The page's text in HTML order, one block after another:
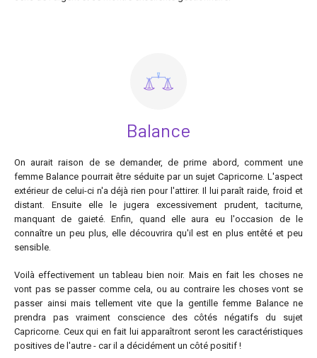
Balance
On aurait raison de se demander, de prime abord, comment une
femme Balance pourrait être séduite par un sujet Capricorne. L'aspect
extérieur de celui-ci n'a déjà rien pour l'attirer. Il lui paraît raide, froid et
distant. Ensuite elle le jugera excessivement prudent, taciturne,
manquant de gaieté. Enfin, quand elle aura eu l'occasion de le
connaître un peu plus, elle découvrira qu'il est en plus entêté et peu
sensible.
Voilà effectivement un tableau bien noir. Mais en fait les choses ne
vont pas se passer comme cela, ou au contraire les choses vont se
passer ainsi mais tellement vite que la gentille femme Balance ne
prendra pas vraiment conscience des côtés négatifs du sujet
Capricorne. Ceux qui en fait lui apparaîtront seront les caractéristiques
positives de l'autre - car il a décidément un côté positif !